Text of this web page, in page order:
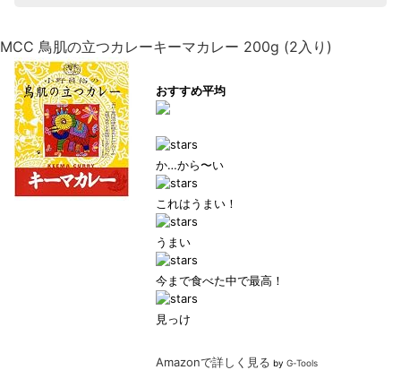
MCC 鳥肌の立つカレーキーマカレー 200g (2入り)
おすすめ平均
か…から〜い
これはうまい！
うまい
今まで食べた中で最高！
見っけ
Amazonで詳しく見る by G-Tools